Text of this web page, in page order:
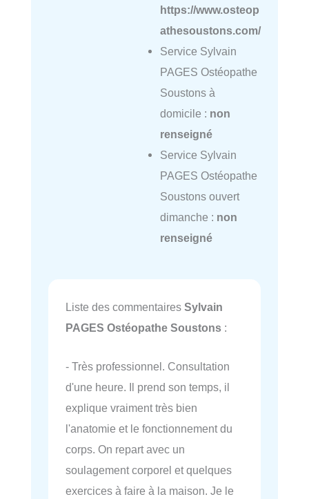
https://www.osteop
athesoustons.com/
Service Sylvain
PAGES Ostéopathe
Soustons à
domicile : non
renseigné
Service Sylvain
PAGES Ostéopathe
Soustons ouvert
dimanche : non
renseigné
Liste des commentaires Sylvain
PAGES Ostéopathe Soustons :
- Très professionnel. Consultation
d'une heure. Il prend son temps, il
explique vraiment très bien
l'anatomie et le fonctionnement du
corps. On repart avec un
soulagement corporel et quelques
exercices à faire à la maison. Je le